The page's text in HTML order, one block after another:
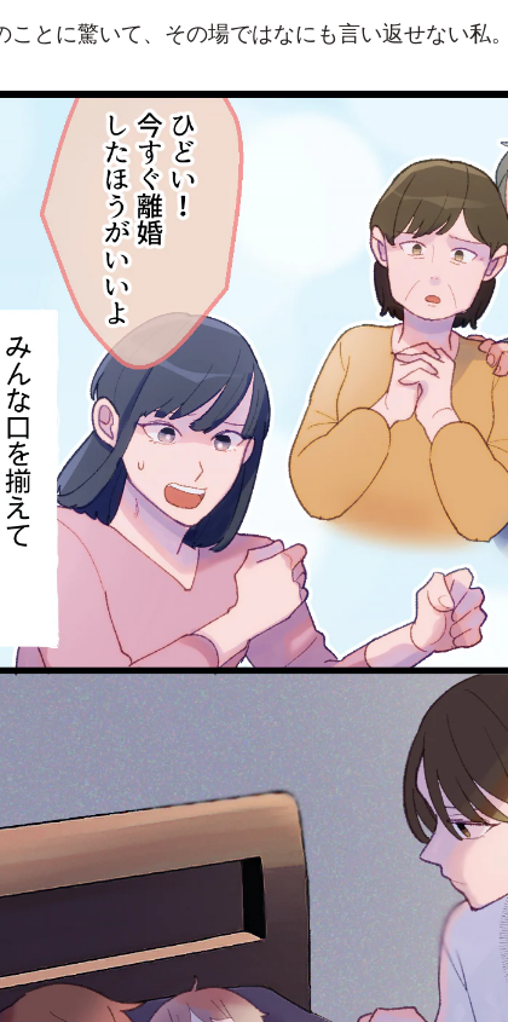
ことに驚いて、その場ではなにも言い返せない私。